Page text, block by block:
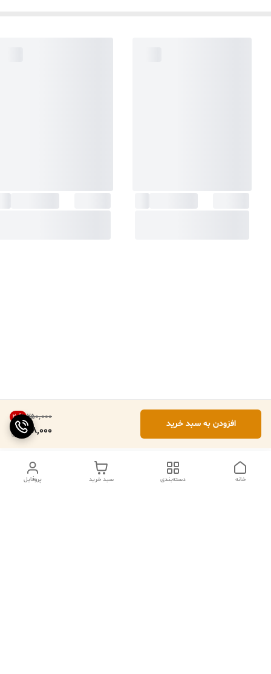
۲۵۰٬۰۰۰ 20%
198,000
افزودن به سبد خرید
پروفایل سبد خرید دسته‌بندی خانه